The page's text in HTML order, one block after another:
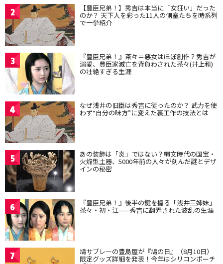
2 【豊臣兄弟！】秀吉は本当に「女狂い」だった
のか？ 天下人を彩った11人の側室たちを時系列
で一挙紹介
3 『豊臣兄弟！』茶々＝悪女はほぼ創作？秀吉が
溺愛、豊臣家滅亡を背負わされた茶々(井上和)
の壮絶すぎる生涯
4 なぜ浅井の旧臣は秀吉に従ったのか？ 武力を使
わず“自分の味方”に変えた裏工作の技法とは
5 あの装飾は「炎」ではない？縄文時代の国宝・
火焔型土器、5000年前の人々が刻んだ謎とデザ
インの秘密
6 『豊臣兄弟！』後半の鍵を握る「浅井三姉妹」
茶々・初・江——秀吉に翻弄された波乱の生涯
7 鳩サブレーの豊島屋が『鳩の日』（8月10日）
限定グッズ詳細を発表！今年はシリコンポーチ